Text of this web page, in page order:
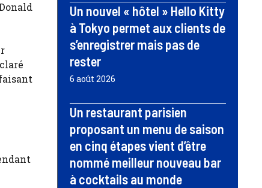
Un nouvel « hôtel » Hello Kitty
à Tokyo permet aux clients de
s’enregistrer mais pas de
rester
6 août 2026
Un restaurant parisien
proposant un menu de saison
en cinq étapes vient d’être
nommé meilleur nouveau bar
à cocktails au monde